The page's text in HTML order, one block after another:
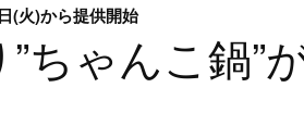
(火)から提供開始
ちゃんこ鍋”